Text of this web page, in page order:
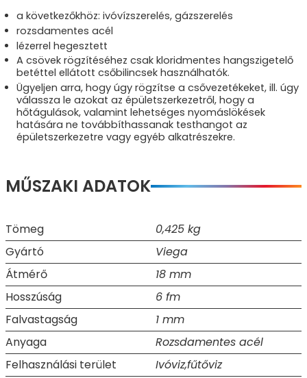
a következőkhöz: ivóvízszerelés, gázszerelés
rozsdamentes acél
lézerrel hegesztett
A csövek rögzítéséhez csak kloridmentes hangszigetelő
betéttel ellátott csőbilincsek használhatók.
Ügyeljen arra, hogy úgy rögzítse a csővezetékeket, ill. úgy
válassza le azokat az épületszerkezetről, hogy a
hőtágulások, valamint lehetséges nyomáslökések
hatására ne továbbíthassanak testhangot az
épületszerkezetre vagy egyéb alkatrészekre.
MŰSZAKI ADATOK
Tömeg
0,425 kg
Gyártó
Viega
Átmérő
18 mm
Hosszúság
6 fm
Falvastagság
1 mm
Anyaga
Rozsdamentes acél
Felhasználási terület
Ivóviz,fűtőviz